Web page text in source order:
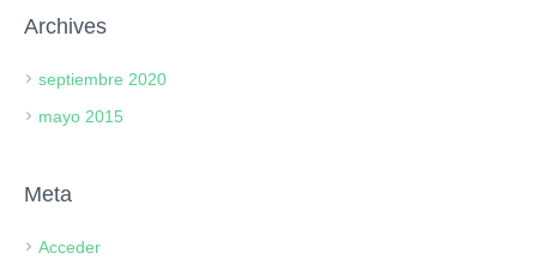
Archives
septiembre 2020
mayo 2015
Meta
Acceder